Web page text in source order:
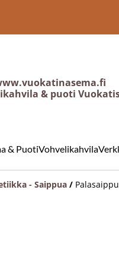
& puoti
& PuotiVohvelikahvila
- Saippua /